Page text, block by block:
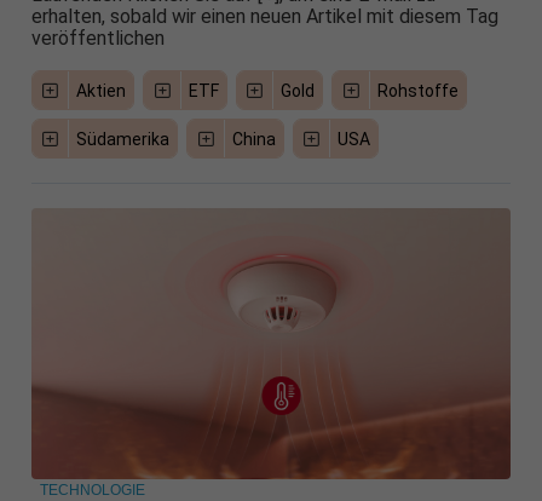
erhalten, sobald wir einen neuen Artikel mit diesem Tag
veröffentlichen
Aktien ETF Gold Rohstoffe
Südamerika China USA
TECHNOLOGIE